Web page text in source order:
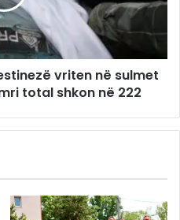
vriten në sulmet
total shkon në 222